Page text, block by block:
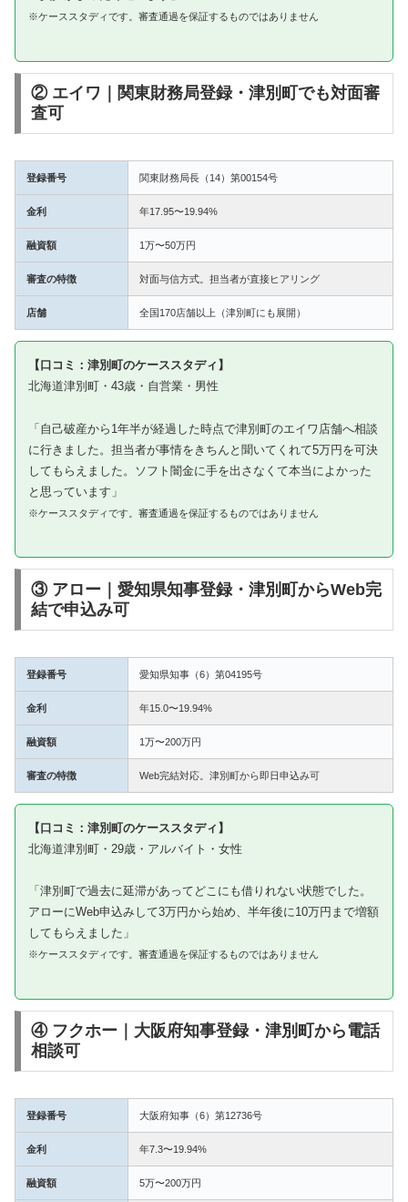
※ケーススタディです。審査通過を保証するものではありません
② エイワ｜関東財務局登録・津別町でも対面審
査可
登録番号 関東財務局長（14）第00154号
金利 年17.95〜19.94%
融資額 1万〜50万円
審査の特徴 対面与信方式。担当者が直接ヒアリング
店舗 全国170店舗以上（津別町にも展開）
【口コミ：津別町のケーススタディ】
北海道津別町・43歳・自営業・男性
「自己破産から1年半が経過した時点で津別町のエイワ店舗へ相談
に行きました。担当者が事情をきちんと聞いてくれて5万円を可決
してもらえました。ソフト闇金に手を出さなくて本当によかった
と思っています」
※ケーススタディです。審査通過を保証するものではありません
③ アロー｜愛知県知事登録・津別町からWeb完
結で申込み可
登録番号 愛知県知事（6）第04195号
金利 年15.0〜19.94%
融資額 1万〜200万円
審査の特徴 Web完結対応。津別町から即日申込み可
【口コミ：津別町のケーススタディ】
北海道津別町・29歳・アルバイト・女性
「津別町で過去に延滞があってどこにも借りれない状態でした。
アローにWeb申込みして3万円から始め、半年後に10万円まで増額
してもらえました」
※ケーススタディです。審査通過を保証するものではありません
④ フクホー｜大阪府知事登録・津別町から電話
相談可
登録番号 大阪府知事（6）第12736号
金利 年7.3〜19.94%
融資額 5万〜200万円